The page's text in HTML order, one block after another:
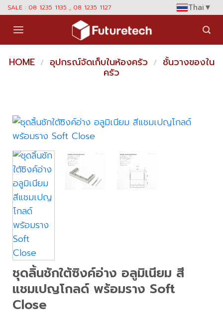
Skip
content
SALE : 08 1235 1135 , 08 1235 1127 Thai▼
HOME / อุปกรณ์จัดเก็บในห้องครัว / ชั้นวางของใน
ครัว
ชุดลิ้นชักใต้ซิงค์อ่าง อลูมิเนียม สี
แชมเปญโกลด์ พร้อมราง Soft
Close